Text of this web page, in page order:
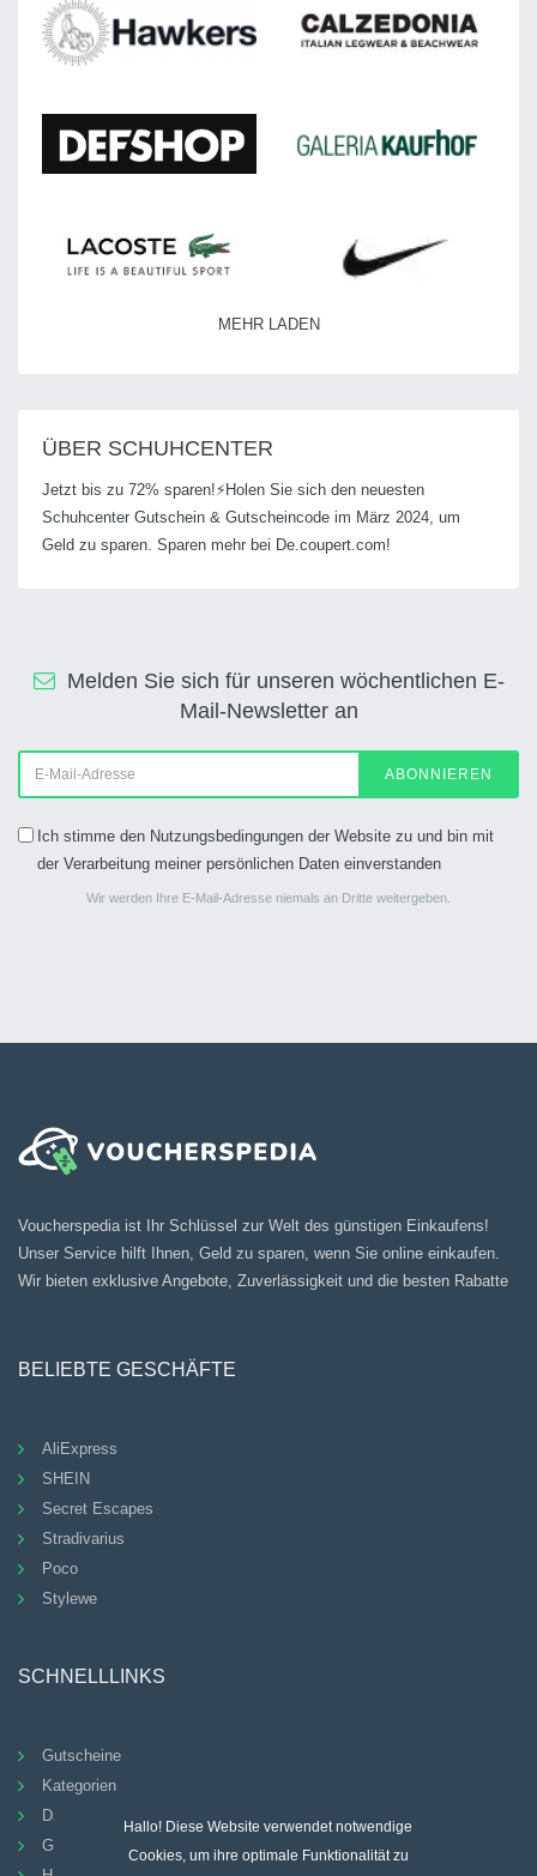
Hallo! Diese Website verwendet notwendige
Cookies, um ihre optimale Funktionalität zu
MEHR LADEN
ÜBER SCHUHCENTER
Jetzt bis zu 72% sparen!⚡Holen Sie sich den neuesten
Schuhcenter Gutschein & Gutscheincode im März 2024, um
Geld zu sparen. Sparen mehr bei De.coupert.com!
Melden Sie sich für unseren wöchentlichen E-
Mail-Newsletter an
ABONNIEREN
Ich stimme den Nutzungsbedingungen der Website zu und bin mit
der Verarbeitung meiner persönlichen Daten einverstanden
Wir werden Ihre E-Mail-Adresse niemals an Dritte weitergeben.
Voucherspedia ist Ihr Schlüssel zur Welt des günstigen Einkaufens!
Unser Service hilft Ihnen, Geld zu sparen, wenn Sie online einkaufen.
Wir bieten exklusive Angebote, Zuverlässigkeit und die besten Rabatte
BELIEBTE GESCHÄFTE
AliExpress
SHEIN
Secret Escapes
Stradivarius
Poco
Stylewe
SCHNELLLINKS
Gutscheine
Kategorien
Datenschutz-Bestimmungen
Geschäftsbedingungen